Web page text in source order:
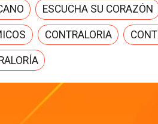
ESCUCHA SU CORAZÓN
CONTRALORIA